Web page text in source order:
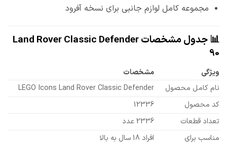
مجموعه کامل لوازم جانبی برای نسخه آفرود
📊 جدول مشخصات Land Rover Classic Defender
90
ویژگی
مشخصات
نام کامل محصول
LEGO Icons Land Rover Classic Defender
کد محصول
12336
تعداد قطعات
2336 عدد
مناسب برای
افراد 18 سال به بالا